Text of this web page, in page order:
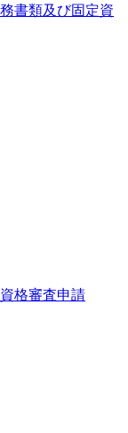
書類及び固定資
格審査申請